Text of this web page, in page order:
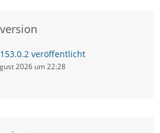
veröffentlicht
2026 um 22:28